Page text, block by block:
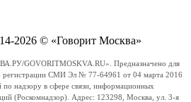
2026 © «Говорит Москва»
GOVORITMOSKVA.RU». Предназначено для
о регистрации СМИ Эл № 77-64961 от 04 марта 2016
надзору в сфере связи, информационных
(Роскомнадзор). Адрес: 123298, Москва, ул. 3-я